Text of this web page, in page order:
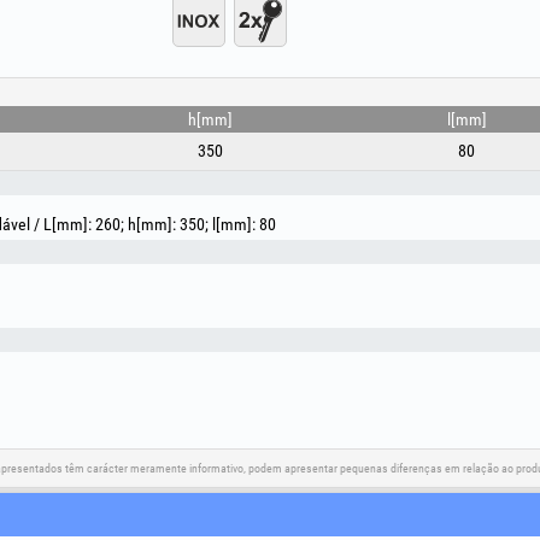
h[mm]
l[mm]
350
80
/ L[mm]: 260; h[mm]: 350; l[mm]: 80
têm carácter meramente informativo, podem apresentar pequenas diferenças em relação ao